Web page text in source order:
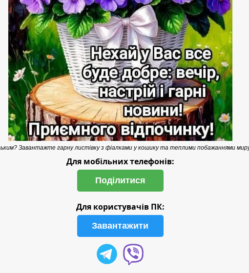
Завантажте гарну листівку з фіалками у кошику та теплими побажаннями миру
Для мобільних телефонів:
Поділитися
Для користувачів ПК:
Завантажити